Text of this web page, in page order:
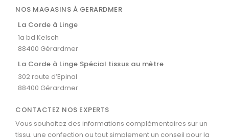
NOS MAGASINS À GERARDMER
La Corde à Linge
1a bd Kelsch
88400 Gérardmer
La Corde à Linge Spécial tissus au mètre
302 route d’Epinal
88400 Gérardmer
CONTACTEZ NOS EXPERTS
Vous souhaitez des informations complémentaires sur un
tissu, une confection ou tout simplement un conseil pour la